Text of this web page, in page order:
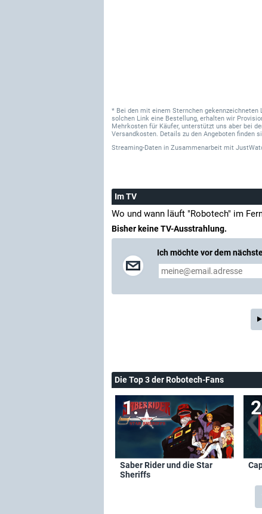
* Bei den mit einem Sternchen
solchen Link eine Bestellung, erhalten wir
Mehrkosten für Käufer, unterstützt uns aber bei
Versandkosten. Details zu den Angeboten finden
Streaming-Daten in Zusammenarbeit mit
Im TV
Wo und wann läuft "Robotech" im
Bisher keine TV-Ausstrahlung.
Ich möchte vor dem
Die Top 3 der Robotech-Fans
Saber Rider und die Star
Sheriffs